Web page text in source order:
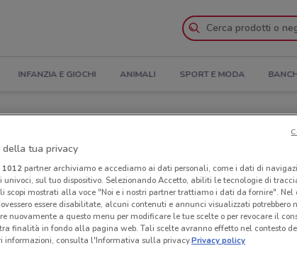
INFANZIA E GIOCHI ANIMALI SPORT E MODA
e Indirizzi
a Thiene
della tua privacy
1012partner archiviamo e accediamo ai dati personali, come i dati di
sul tuo dispositivo. Selezionando Accetto, abiliti le tecnologie di
scopi mostrati alla voce "Noi e i nostri partner trattiamo i dati da fornire". Nel
essere disabilitate, alcuni contenuti e annunci visualizzati potrebbero
nuovamente a questo menu per modificare le tue scelte o per revocare il
finalità in fondo alla pagina web. Tali scelte avranno effetto nel contesto
informazioni, consulta l'Informativa sulla privacy.Privacy policy